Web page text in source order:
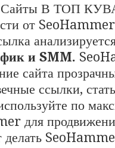
Сайты В ТОП
от SeoHammer
и SMM.
сайта
ссылки,
по
для
делать